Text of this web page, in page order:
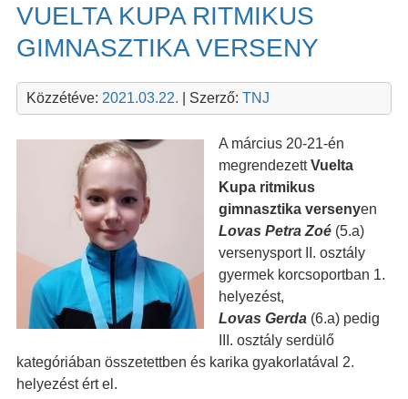
VUELTA KUPA RITMIKUS
GIMNASZTIKA VERSENY
Közzétéve: 2021.03.22. | Szerző: TNJ
A március 20-21-én
megrendezettVuelta
Kupa ritmikus
gimnasztika versenyen
Lovas Petra Zoé(5.a)
versenysport II. osztály
gyermek korcsoportban 1.
helyezést,
Lovas Gerda(6.a) pedig
III. osztály serdülő
kategóriában összetettben és karika gyakorlatával 2.
helyezést ért el.